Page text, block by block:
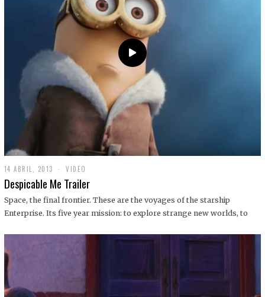
14 ABRIL, 2013
9
D
C
I
1
VIDEO
Despicable Me Trailer
Space, the final frontier. These are the voyages of the starship
Enterprise. Its five year mission: to explore strange new worlds, to